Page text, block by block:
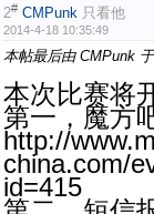
2# CMPunk 只看他
2014-4-18 10:35:49
本帖最后由 CMPunk
本次比赛将
第一，魔方
http://
china.com/
id=415